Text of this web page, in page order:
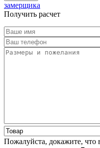
замерщика
Получить расчет
Пожалуйста, докажите, что